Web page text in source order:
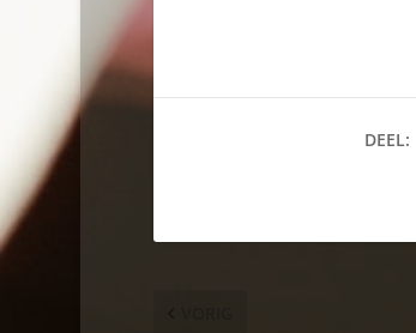
DEEL: